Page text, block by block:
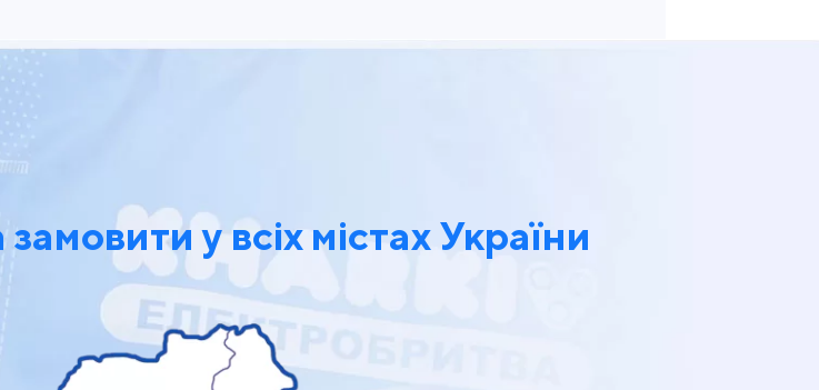
у всіх містах України